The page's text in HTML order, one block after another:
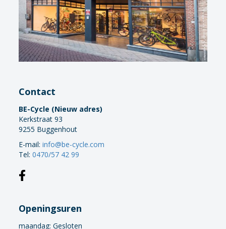
Contact
BE-Cycle (Nieuw adres)
Kerkstraat 93
9255 Buggenhout
E-mail:info@be-cycle.com
Tel:0470/57 42 99
Openingsuren
maandag:Gesloten